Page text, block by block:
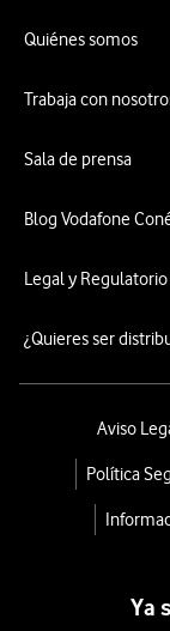
Quiénes somos
Trabaja con
Sala de prensa
Blog Vodafone
Legal y Regulatorio
¿Quieres ser
Aviso
Política
Ya